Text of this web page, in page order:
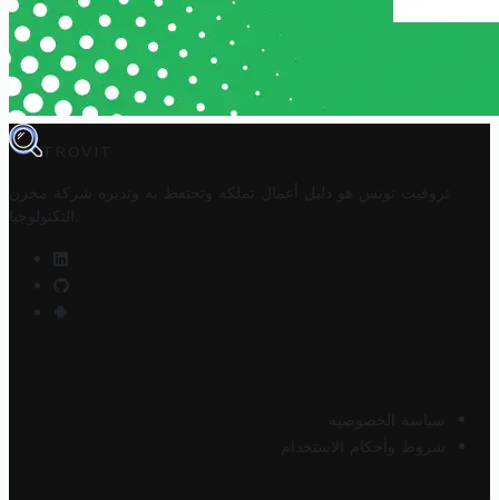
TROVIT
تروفيت تونس هو دليل أعمال تملكه وتحتفظ به وتديره
شركة مخزن
التكنولوجيا
سياسة الخصوصية
شروط وأحكام الاستخدام